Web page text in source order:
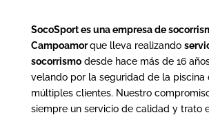
SocoSport es una empresa de
Campoamorque lleva realizando
socorrismodesde hace más de 16
velando por la seguridad de la piscina
múltiples clientes. Nuestro
siempre un servicio de calidad y trato